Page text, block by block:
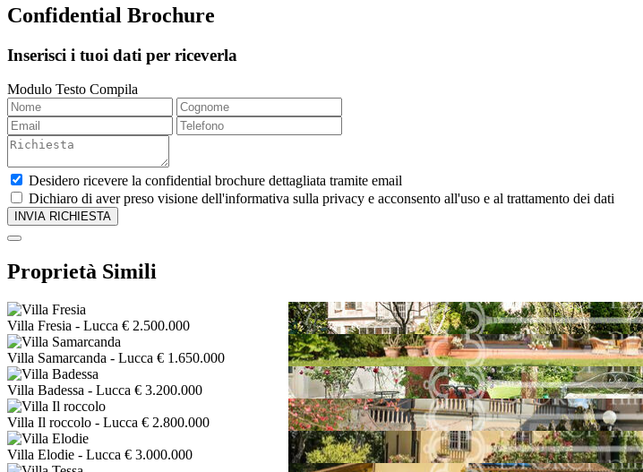
Confidential Brochure
Inserisci i tuoi dati per riceverla
Modulo Testo Compila
Desidero ricevere la confidential brochure dettagliata tramite email
Dichiaro di aver preso visione dell'informativa sulla privacy e acconsento all'uso e al trattamento dei dati
Proprietà Simili
Villa Fresia - Lucca € 2.500.000
Villa Samarcanda - Lucca € 1.650.000
Villa Badessa - Lucca € 3.200.000
Villa Il roccolo - Lucca € 2.800.000
Villa Elodie - Lucca € 3.000.000